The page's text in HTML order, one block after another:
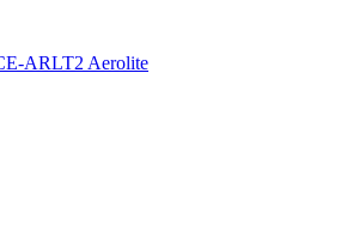
ARLT2 Aerolite